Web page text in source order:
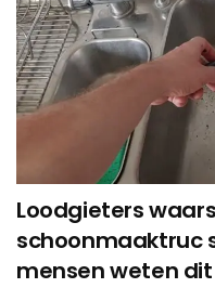
Loodgieters
schoonmaaktruc
mensen weten